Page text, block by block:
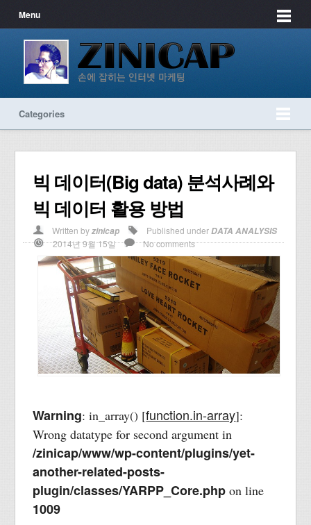
Menu
Categories
빅 데이터(Big data) 분석사례와
빅 데이터 활용 방법
Written byzinicap Published under DATA ANALYSIS
2014년 9월 15일
No comments
Warning: in_array() [function.in-array]:
Wrong datatype for second argument in
/zinicap/www/wp-content/plugins/yet-
another-related-posts-
plugin/classes/YARPP_Core.php on line
1009